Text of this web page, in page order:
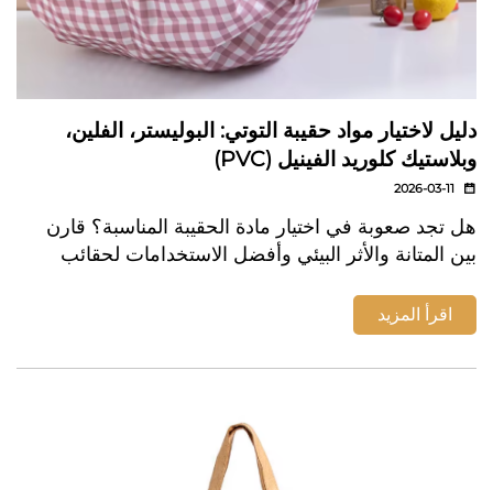
دليل لاختيار مواد حقيبة التوتي: البوليستر، الفلين،
وبلاستيك كلوريد الفينيل (PVC)
2026-03-11
هل تجد صعوبة في اختيار مادة الحقيبة المناسبة؟ قارن
بين المتانة والأثر البيئي وأفضل الاستخدامات لحقائب
الفينيل (PVC). اكتشف المطابقة المثالية لك ...
اقرأ المزيد